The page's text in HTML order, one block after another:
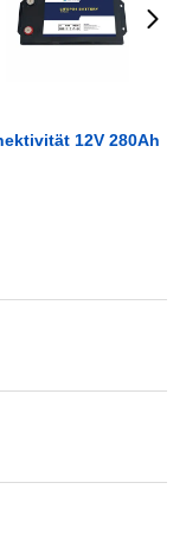
12V 280Ah